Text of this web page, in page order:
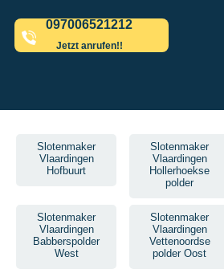
097006521212
Jetzt anrufen!!
Slotenmaker
Vlaardingen
Hofbuurt
Slotenmaker
Vlaardingen
Hollerhoekse
polder
Slotenmaker
Vlaardingen
Babberspolder
West
Slotenmaker
Vlaardingen
Vettenoordse
polder Oost